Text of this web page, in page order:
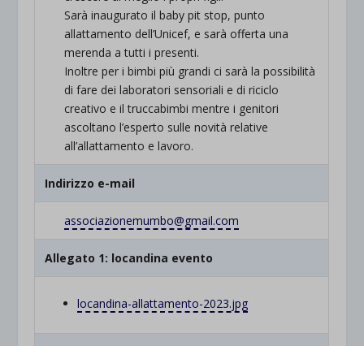
Sarà inaugurato il baby pit stop, punto
allattamento dell’Unicef, e sarà offerta una
merenda a tutti i presenti.
Inoltre per i bimbi più grandi ci sarà la possibilità
di fare dei laboratori sensoriali e di riciclo
creativo e il truccabimbi mentre i genitori
ascoltano l’esperto sulle novità relative
all’allattamento e lavoro.
Indirizzo e-mail
associazionemumbo@gmail.com
Allegato 1: locandina evento
locandina-allattamento-2023.jpg